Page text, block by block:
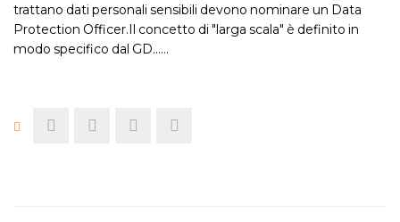
trattano dati personali sensibili devono nominare un Data
Protection Officer.Il concetto di "larga scala" è definito in
modo specifico dal GD...…